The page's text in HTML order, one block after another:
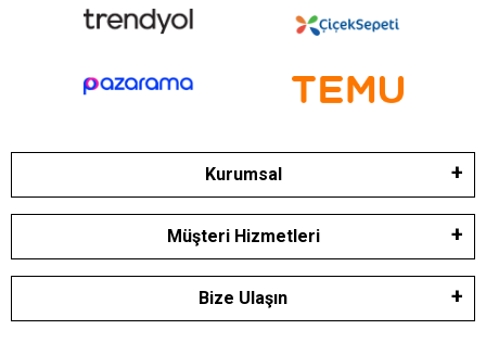
Kurumsal
Müşteri Hizmetleri
Bize Ulaşın